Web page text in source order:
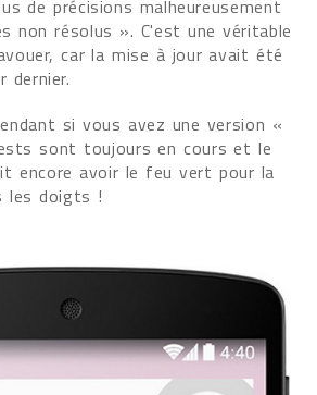
de précisions malheureusement
non résolus ». C'est une véritable
car la mise à jour avait été
dernier.
si vous avez une version «
sont toujours en cours et le
encore avoir le feu vert pour la
les doigts !